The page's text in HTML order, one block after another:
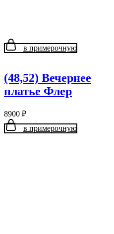
в примерочную
(48,52) Вечернее
платье Флер
8900 ₽
в примерочную